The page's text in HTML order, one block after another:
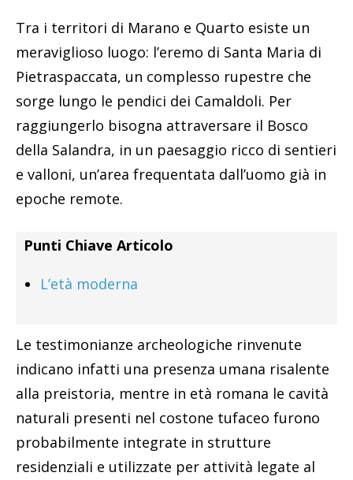
Tra i territori di Marano e Quarto esiste un
meraviglioso luogo: l’eremo di Santa Maria di
Pietraspaccata, un complesso rupestre che
sorge lungo le pendici dei Camaldoli. Per
raggiungerlo bisogna attraversare il Bosco
della Salandra, in un paesaggio ricco di sentieri
e valloni, un’area frequentata dall’uomo già in
epoche remote.
Punti Chiave Articolo
L’età moderna
Le testimonianze archeologiche rinvenute
indicano infatti una presenza umana risalente
alla preistoria, mentre in età romana le cavità
naturali presenti nel costone tufaceo furono
probabilmente integrate in strutture
residenziali e utilizzate per attività legate al